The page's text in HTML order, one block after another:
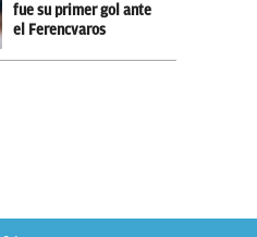
fue su primer gol ante
el Ferencvaros